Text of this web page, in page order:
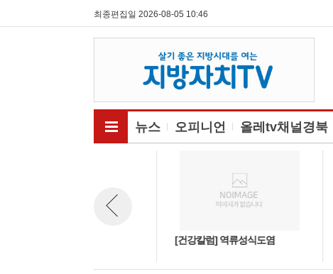
최종편집일 2026-08-05 10:46
뉴스 오피니언 올레tv채널경북
전체메뉴보기
[건강칼럼] 역류성식도염